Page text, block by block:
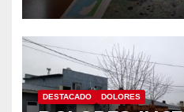
DESTACADO DOLORES